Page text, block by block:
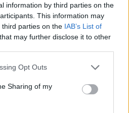
information by third parties on the
This information may
parties on the IAB’s List of
that may further disclose it to other
app uses one or more Google
behaviour. You may click to
and its third-party tags to
purposes in below Google
Opt Outs
Sharing of my
liberális lehet
adott interjújában a
amerikai hóbortnak
középszerűség miatt
megtették többen